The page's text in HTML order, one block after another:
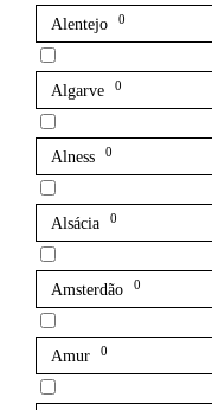
Alentejo 0
Algarve 0
Alness 0
Alsácia 0
Amsterdão 0
Amur 0